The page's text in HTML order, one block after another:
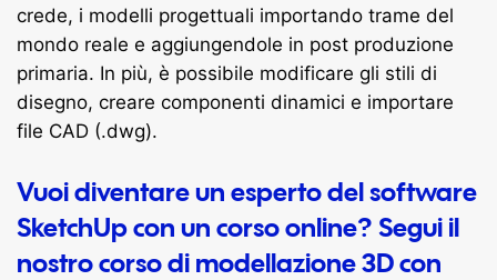
crede, i modelli progettuali importando trame del
mondo reale e aggiungendole in post produzione
primaria. In più, è possibile modificare gli stili di
disegno, creare componenti dinamici e importare
file CAD (.dwg).
Vuoi diventare un esperto del software
SketchUp con un corso online? Segui il
nostro corso di modellazione 3D con